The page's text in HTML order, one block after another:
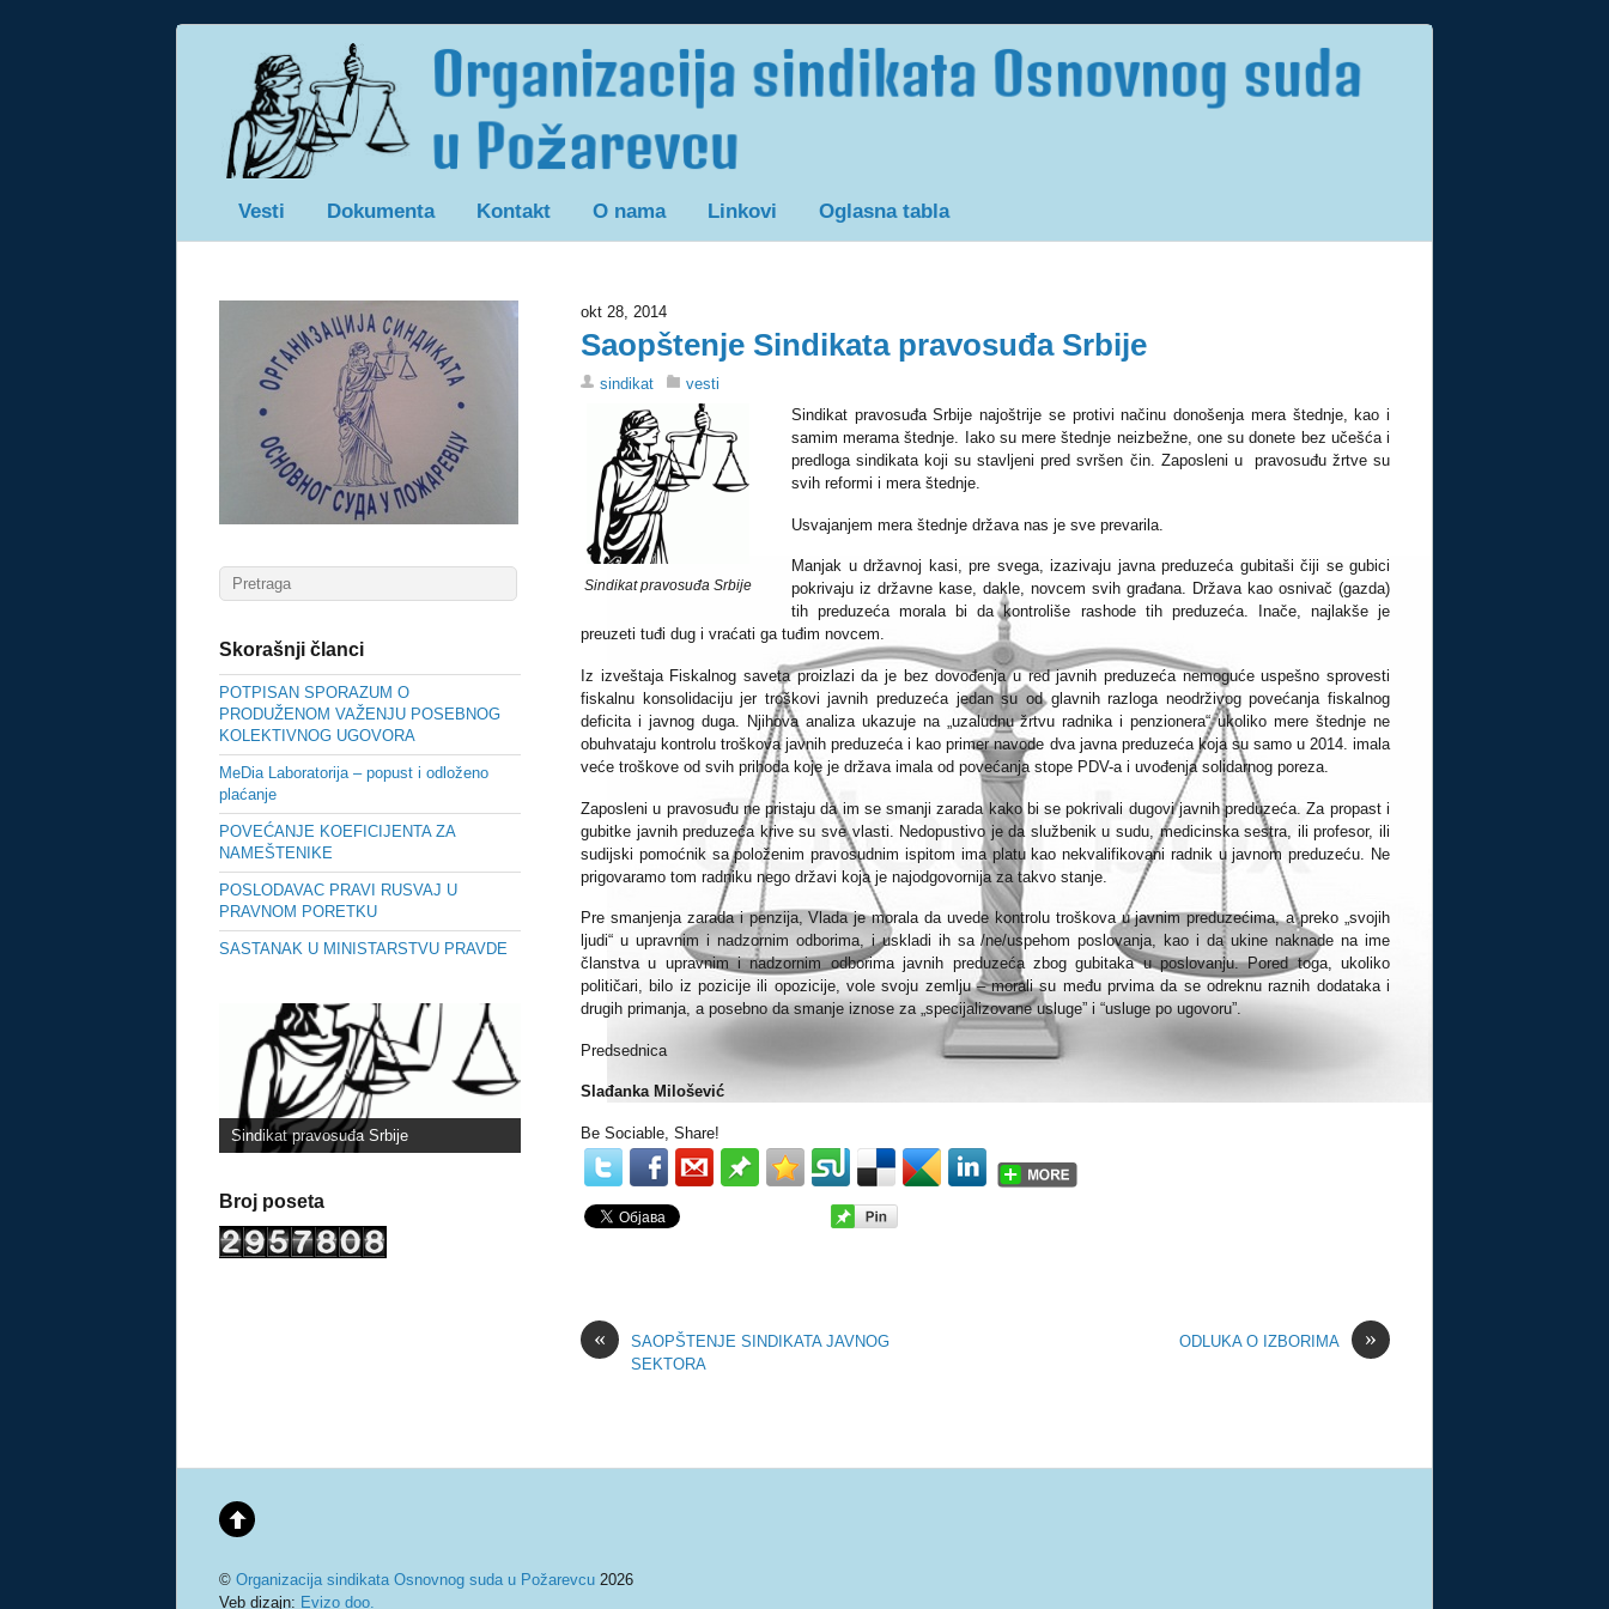
Vesti Dokumenta Kontakt O nama Linkovi Oglasna tabla
okt 28, 2014
Saopštenje Sindikata pravosuđa Srbije
sindikat vesti
Sindikat pravosuđa Srbije
Sindikat pravosuđa Srbije najoštrije se protivi načinu donošenja mera štednje, kao i
samim merama štednje. Iako su mere štednje neizbežne, one su donete bez učešća i
predloga sindikata koji su stavljeni pred svršen čin. Zaposleni u pravosuđu žrtve su
svih reformi i mera štednje.
Usvajanjem mera štednje država nas je sve prevarila.
Manjak u državnoj kasi, pre svega, izazivaju javna preduzeća gubitaši čiji se gubici
pokrivaju iz državne kase, dakle, novcem svih građana. Država kao osnivač (gazda)
tih preduzeća morala bi da kontroliše rashode tih preduzeća. Inače, najlakše je
preuzeti tuđi dug i vraćati ga tuđim novcem.
Iz izveštaja Fiskalnog saveta proizlazi da je bez dovođenja u red javnih preduzeća nemoguće uspešno sprovesti
fiskalnu konsolidaciju jer troškovi javnih preduzeća jedan su od glavnih razloga neodrživog povećanja fiskalnog
deficita i javnog duga. Njihova analiza ukazuje na „uzaludnu žrtvu radnika i penzionera“ ukoliko mere štednje ne
obuhvataju kontrolu troškova javnih preduzeća i kao primer navode dva javna preduzeća koja su samo u 2014. imala
veće troškove od svih prihoda koje je država imala od povećanja stope PDV-a i uvođenja solidarnog poreza.
Zaposleni u pravosuđu ne pristaju da im se smanji zarada kako bi se pokrivali dugovi javnih preduzeća. Za propast i
gubitke javnih preduzeća krive su sve vlasti. Nedopustivo je da službenik u sudu, medicinska sestra, ili profesor, ili
sudijski pomoćnik sa položenim pravosudnim ispitom ima platu kao nekvalifikovani radnik u javnom preduzeću. Ne
prigovaramo tom radniku nego državi koja je najodgovornija za takvo stanje.
Pre smanjenja zarada i penzija, Vlada je morala da uvede kontrolu troškova u javnim preduzećima, a preko „svojih
ljudi“ u upravnim i nadzornim odborima, i uskladi ih sa /ne/uspehom poslovanja, kao i da ukine naknade na ime
članstva u upravnim i nadzornim odborima javnih preduzeća zbog gubitaka u poslovanju. Pored toga, ukoliko
političari, bilo iz pozicije ili opozicije, vole svoju zemlju – morali su među prvima da se odreknu raznih dodataka i
drugih primanja, a posebno da smanje iznose za „specijalizovane usluge” i “usluge po ugovoru”.
Predsednica
Slađanka Milošević
Be Sociable, Share!
«
SAOPŠTENJE SINDIKATA JAVNOG
SEKTORA
»
ODLUKA O IZBORIMA
Skorašnji članci
POTPISAN SPORAZUM O
PRODUŽENOM VAŽENJU POSEBNOG
KOLEKTIVNOG UGOVORA
MeDia Laboratorija – popust i odloženo
plaćanje
POVEĆANJE KOEFICIJENTA ZA
NAMEŠTENIKE
POSLODAVAC PRAVI RUSVAJ U
PRAVNOM PORETKU
SASTANAK U MINISTARSTVU PRAVDE
Sindikat pravosuđa Srbije
Broj poseta
© Organizacija sindikata Osnovnog suda u Požarevcu 2026
Veb dizajn: Evizo doo.